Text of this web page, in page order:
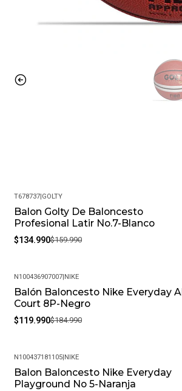
-16%
T678737|GOLTY
Balon Golty De Baloncesto
Profesional Latir No.7-Blanco
$134.990$159.990
-35%
N100436907007|NIKE
Balón Baloncesto Nike Everyday All
Court 8P-Negro
$119.990$184.990
-33%
N100437181105|NIKE
Balon Baloncesto Nike Everyday
Playground No 5-Naranja